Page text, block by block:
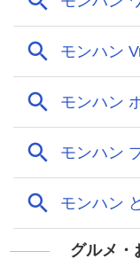
グルメ・